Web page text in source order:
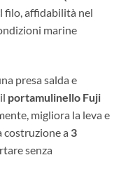
filo, affidabilità nel
marine
presa salda e
portamulinello Fuji
migliora la leva e
costruzione a 3
senza